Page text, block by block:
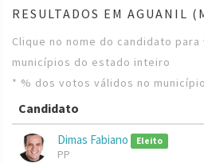
RESULTADOS EM AGUANIL
Clique no nome do candidato
municípios do estado inteiro
* % dos votos válidos no município
Candidato
Dimas Fabiano Eleito
PP